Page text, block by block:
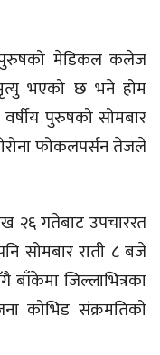
पुरुषको मेडिकल कलेज
भएको छ भने होम
पुरुषको सोमबार
फोकलपर्सन तेजले
२६ गतेबाट उपचाररत
सोमबार राती ८ बजे
जिल्लाभित्रका
कोभिड संक्रमतिको